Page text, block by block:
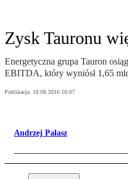
Zysk Tauronu
Energetyczna grupa Tauron
EBITDA, który wyniósł 1,65
Publikacja: 18.08.2016 10:07
Andrzej Pałasz